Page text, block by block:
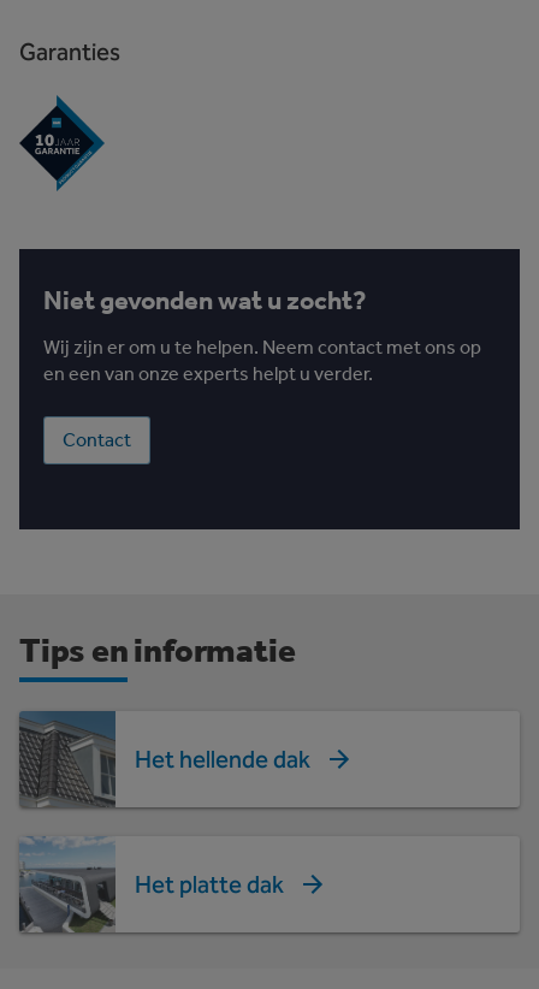
Garanties
Niet gevonden wat u zocht?
Wij zijn er om u te helpen. Neem contact met ons op
en een van onze experts helpt u verder.
Contact
Tips en informatie
Het hellende dak
Het platte dak